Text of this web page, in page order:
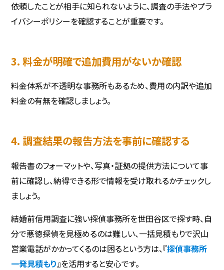
依頼したことが相手に知られないように、調査の手法やプラ
イバシーポリシーを確認することが重要です。
3. 料金が明確で追加費用がないか確認
料金体系が不透明な事務所もあるため、費用の内訳や追加
料金の有無を確認しましょう。
4. 調査結果の報告方法を事前に確認する
報告書のフォーマットや、写真・証拠の提供方法について事
前に確認し、納得できる形で情報を受け取れるかチェックし
ましょう。
結婚前信用調査に強い探偵事務所を世田谷区で探す時、自
分で悪徳探偵を見極めるのは難しい、一括見積もりで沢山
営業電話がかかってくるのは困るという方は、『探偵事務所
一発見積もり 』を活用すると安心です。